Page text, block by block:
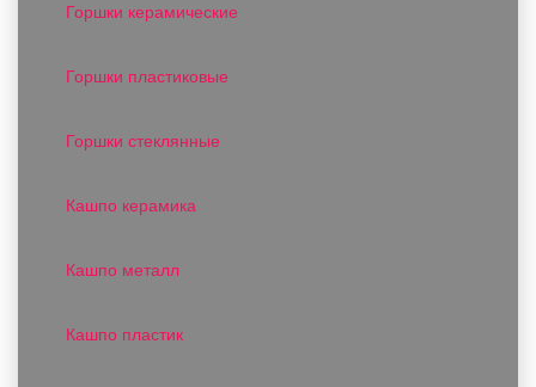
Горшки керамические
Горшки пластиковые
Горшки стеклянные
Кашпо керамика
Кашпо металл
Кашпо пластик